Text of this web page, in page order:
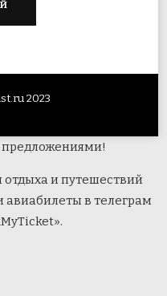
2023
и путешествий
в телеграм